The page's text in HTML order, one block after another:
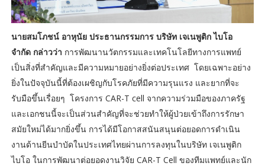
นายสมโภชน์ อาหุนัย ประธานกรรมการ บริษัท เจเนพูติก ไบโอ
จำกัด กล่าวว่า การพัฒนานวัตกรรมและเทคโนโลยีทางการแพทย์
เป็นสิ่งที่สำคัญและมีความหมายอย่างยิ่งต่อประเทศ โดยเฉพาะอย่าง
ยิ่งในปัจจุบันนี้ที่ต้องเผชิญกับโรคภัยที่มีความรุนแรง และยากที่จะ
รับมือขึ้นเรื่อยๆ โครงการ CAR-T cell จากความร่วมมือของภาครัฐ
และเอกชนนี้จะเป็นส่วนสำคัญที่จะช่วยทำให้ผู้ป่วยเข้าถึงการรักษา
สมัยใหม่ได้มากยิ่งขึ้น การได้มีโอกาสสนันสนุนต่อยอดการดำเนิน
งานด้านยีนบำบัดในประเทศไทยผ่านการลงทุนในบริษัท เจเนพูติก
ไบโอ ในการพัฒนาต่อยอดงานวิจัย CAR-T Cell ของทีมแพทย์และนัก